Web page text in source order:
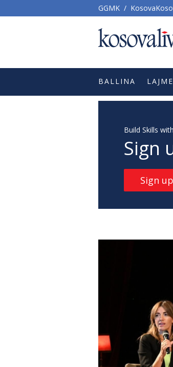
GGMK /
BALLINA LAJME
Build Skills with
Sign
Sign up